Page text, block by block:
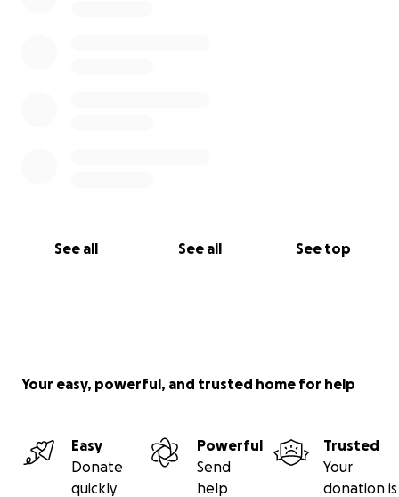
See all See all See top
Your easy, powerful, and trusted home for help
Easy
Donate
quickly
Powerful
Send
help
Trusted
Your
donation is